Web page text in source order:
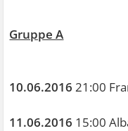
Gruppe A
10.06.2016 21:00
11.06.2016 15:00